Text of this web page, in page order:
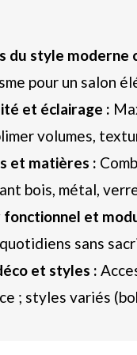
du style moderne
pour un salon
et éclairage :
volumes,
et matières :
bois, métal,
et
sans
et styles :
; styles variés